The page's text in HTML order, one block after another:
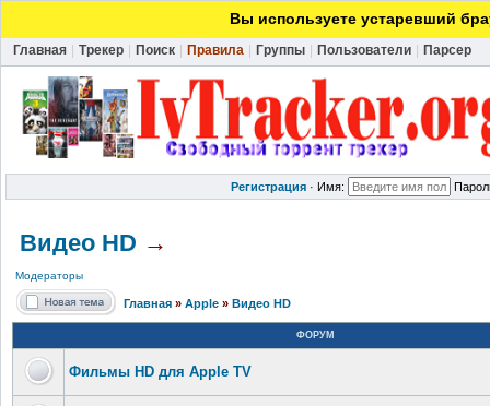
Вы используете устаревший
Главная Трекер Поиск Правила Группы Пользователи Парсер
Регистрация · Имя:
Видео HD →
Модераторы
Главная » Apple » Видео HD
ФОРУМ
Фильмы HD для Apple TV